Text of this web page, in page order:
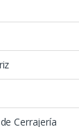
Cerrajería